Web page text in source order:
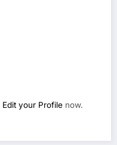
Edit your Profile now.